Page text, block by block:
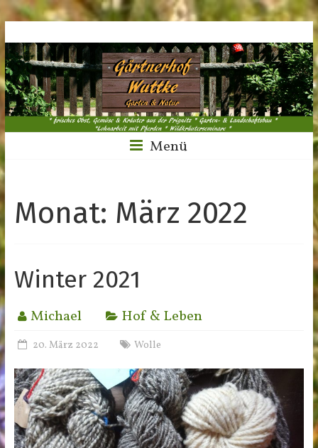
Menü
Monat: März 2022
Winter 2021
Michael Hof & Leben
20. März 2022 Wolle